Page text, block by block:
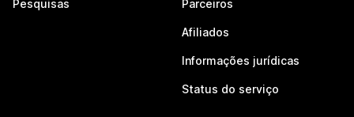
Pesquisas Parceiros
Afiliados
Informações jurídicas
Status do serviço